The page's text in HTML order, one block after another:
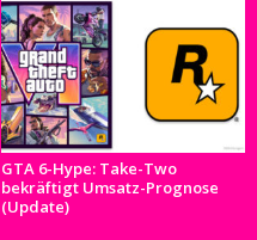
GTA 6-Hype: Take-Two
bekräftigt Umsatz-Prognose
(Update)